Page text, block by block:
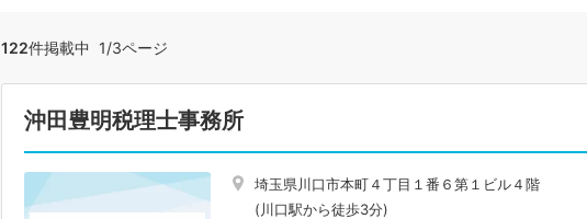
122件掲載中 1/3ページ
沖田豊明税理士事務所
埼玉県川口市本町４丁目１番６第１ビル４階
(川口駅から徒歩3分)